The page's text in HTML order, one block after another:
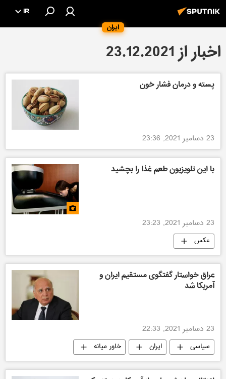
ایران
IR
اخبار از 23.12.2021
پسته و درمان فشار خون
23 دسامبر 2021, 23:36
با این تلویزیون طعم غذا را بچشید
23 دسامبر 2021, 23:23
عکس
عراق خواستار گفتگوی مستقیم ایران و
آمریکا شد
23 دسامبر 2021, 22:33
سیاسی ایران
خاور میانه
آمریکا